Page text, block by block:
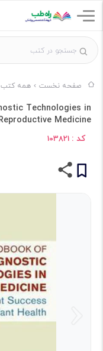
صفحه نخست همه کتب
Technologies in
Medicine
کد : 103821